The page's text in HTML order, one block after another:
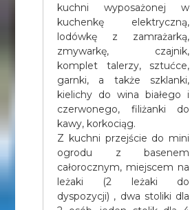
kuchni wyposażonej w
kuchenkę elektryczną,
lodówkę z zamrażarką,
zmywarkę, czajnik,
komplet talerzy, sztućce,
garnki, a także szklanki,
kielichy do wina białego i
czerwonego, filiżanki do
kawy, korkociąg.
Z kuchni przejście do mini
ogrodu z basenem
całorocznym, miejscem na
leżaki (2 leżaki do
dyspozycji) , dwa stoliki dla